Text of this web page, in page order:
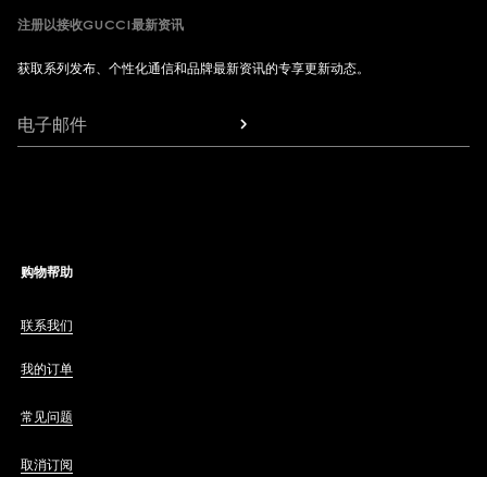
注册以接收GUCCI最新资讯
获取系列发布、个性化通信和品牌最新资讯的专享更新动态。
电子邮件
购物帮助
联系我们
我的订单
常见问题
取消订阅